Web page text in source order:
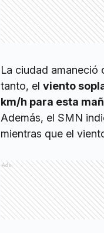
La ciudad amaneció
tanto, el viento
km/h para esta
Además, el SMN
mientras que el
Ads